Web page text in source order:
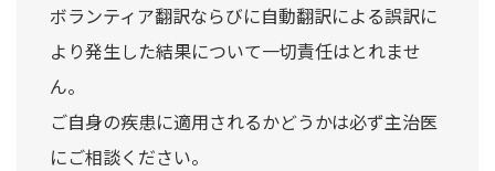
ボランティア翻訳ならびに自動翻訳による誤訳に
より発生した結果について一切責任はとれませ
ん。
ご自身の疾患に適用されるかどうかは必ず主治医
にご相談ください。